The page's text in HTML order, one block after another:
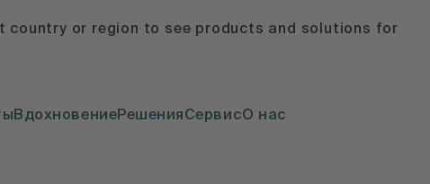
country or region to see products and solutions for
ВдохновениеРешенияСервисО нас